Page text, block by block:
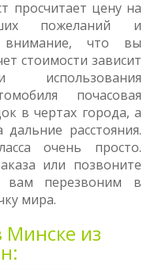
просчитает цену на
пожеланий и
внимание, что вы
стоимости зависит
использования
почасовая
в чертах города, а
расстояния.
очень просто.
или позвоните
перезвоним в
мира.
Минске из